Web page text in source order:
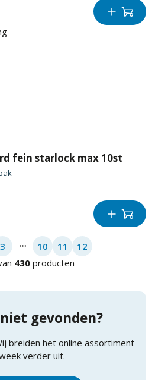
fein starlock max 10st
3 More pages
10 11
12
430 producten
gevonden?
breiden het online assortiment
verder uit.